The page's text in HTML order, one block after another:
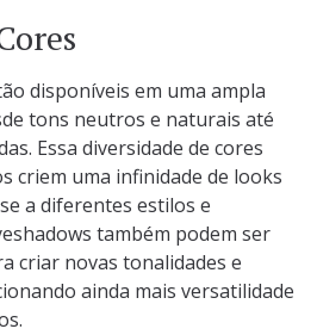
disponíveis em uma ampla
tons neutros e naturais até
Essa diversidade de cores
criem uma infinidade de looks
a diferentes estilos e
também podem ser
criar novas tonalidades e
ainda mais versatilidade